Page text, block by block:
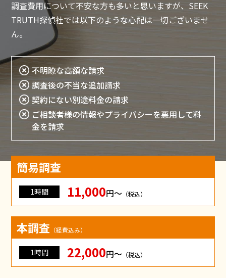
調査費用について不安な方も多いと思いますが、SEEK
TRUTH探偵社では以下のような心配は一切ございませ
ん。
不明瞭な高額な請求
調査後の不当な追加請求
契約にない別途料金の請求
ご相談者様の情報やプライバシーを悪用して料
金を請求
簡易調査
1時間 11,000円〜 （税込）
本調査 （経費込み）
1時間 22,000円〜 （税込）